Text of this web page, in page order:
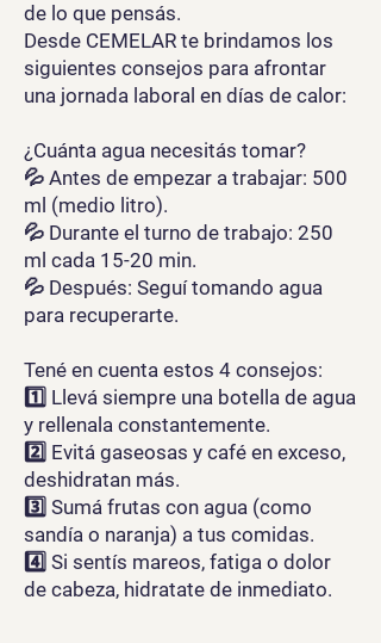
de lo que pensás.
Desde CEMELAR te brindamos los
siguientes consejos para afrontar
una jornada laboral en días de calor:
¿Cuánta agua necesitás tomar?
💦 Antes de empezar a trabajar: 500
ml (medio litro).
💦 Durante el turno de trabajo: 250
ml cada 15-20 min.
💦 Después: Seguí tomando agua
para recuperarte.
Tené en cuenta estos 4 consejos:
1️⃣ Llevá siempre una botella de agua
y rellenala constantemente.
2️⃣ Evitá gaseosas y café en exceso,
deshidratan más.
3️⃣ Sumá frutas con agua (como
sandía o naranja) a tus comidas.
4️⃣ Si sentís mareos, fatiga o dolor
de cabeza, hidratate de inmediato.